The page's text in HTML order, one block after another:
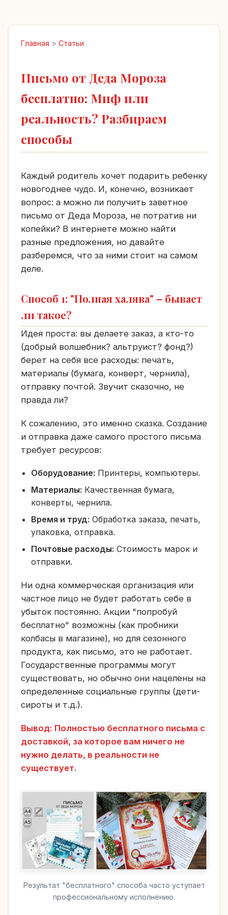
Главная > Статьи
Письмо от Деда Мороза
бесплатно: Миф или
реальность? Разбираем
способы
Каждый родитель хочет подарить ребенку
новогоднее чудо. И, конечно, возникает
вопрос: а можно ли получить заветное
письмо от Деда Мороза, не потратив ни
копейки? В интернете можно найти
разные предложения, но давайте
разберемся, что за ними стоит на самом
деле.
Способ 1: "Полная халява" – бывает
ли такое?
Идея проста: вы делаете заказ, а кто-то
(добрый волшебник? альтруист? фонд?)
берет на себя все расходы: печать,
материалы (бумага, конверт, чернила),
отправку почтой. Звучит сказочно, не
правда ли?
К сожалению, это именно сказка. Создание
и отправка даже самого простого письма
требует ресурсов:
Оборудование: Принтеры, компьютеры.
Материалы: Качественная бумага,
конверты, чернила.
Время и труд: Обработка заказа, печать,
упаковка, отправка.
Почтовые расходы: Стоимость марок и
отправки.
Ни одна коммерческая организация или
частное лицо не будет работать себе в
убыток постоянно. Акции "попробуй
бесплатно" возможны (как пробники
колбасы в магазине), но для сезонного
продукта, как письмо, это не работает.
Государственные программы могут
существовать, но обычно они нацелены на
определенные социальные группы (дети-
сироты и т.д.).
Вывод: Полностью бесплатного письма с
доставкой, за которое вам ничего не
нужно делать, в реальности не
существует.
Результат "бесплатного" способа часто уступает
профессиональному исполнению.